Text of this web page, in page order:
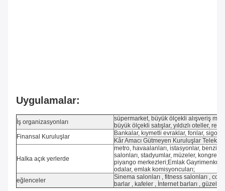
Uygulamalar:
İş organizasyonları
süpermarket, büyük ölçekli alışveriş
büyük ölçekli satışlar, yıldızlı oteller,
Finansal Kuruluşlar
Bankalar, kıymetli evraklar, fonlar,
Kâr Amacı Gütmeyen Kuruluşlar
Halka açık yerlerde
metro, havaalanları, istasyonlar, benzin
salonları, stadyumlar, müzeler, kongre
piyango merkezleri;Emlak Gayrimenkul
odalar, emlak komisyoncuları;
eğlenceler
Sinema salonları , fitness salonları ,
barlar , kafeler , İnternet barları , güzellik